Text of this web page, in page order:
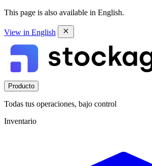
This page is also available in English.
View in English
Producto
Todas tus operaciones, bajo control
Inventario